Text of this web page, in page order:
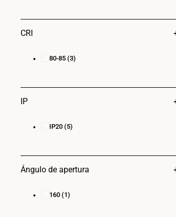
CRI
80-85 (3)
IP
IP20 (5)
Ángulo de apertura
160 (1)